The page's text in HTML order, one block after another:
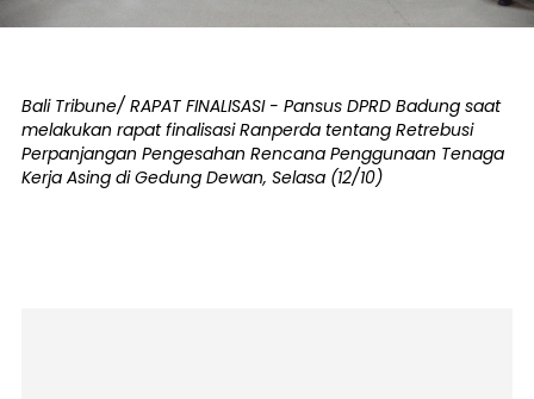
Bali Tribune/ RAPAT FINALISASI - Pansus DPRD Badung saat
melakukan rapat finalisasi Ranperda tentang Retrebusi
Perpanjangan Pengesahan Rencana Penggunaan Tenaga
Kerja Asing di Gedung Dewan, Selasa (12/10)